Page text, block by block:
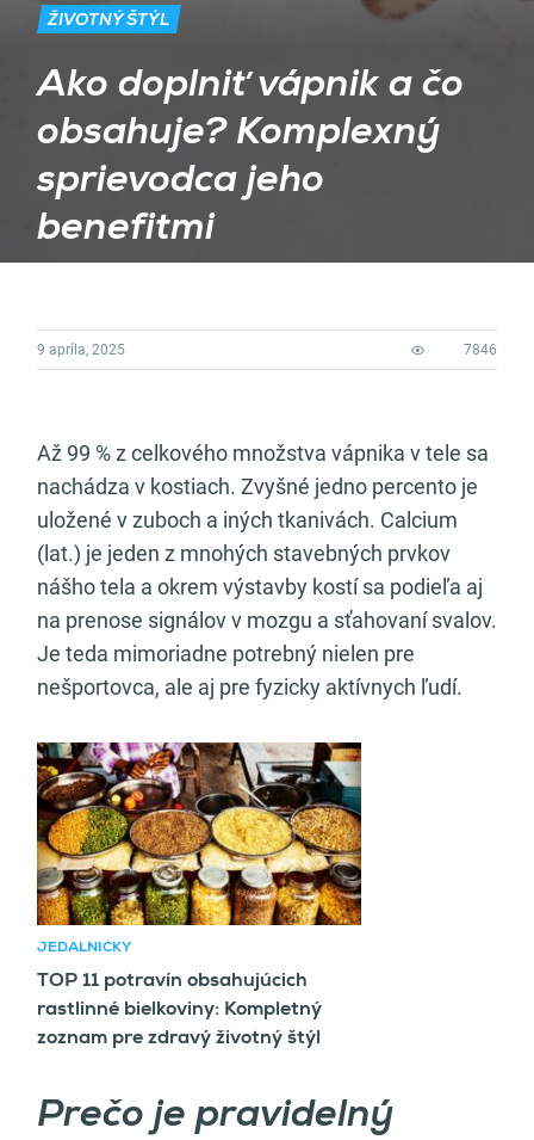
ŽIVOTNÝ ŠTÝL
Ako doplniť vápnik a čo
obsahuje? Komplexný
sprievodca jeho
benefitmi
9 apríla, 2025 7846
Až 99 % z celkového množstva vápnika v tele sa
nachádza v kostiach. Zvyšné jedno percento je
uložené v zuboch a iných tkanivách. Calcium
(lat.) je jeden z mnohých stavebných prvkov
nášho tela a okrem výstavby kostí sa podieľa aj
na prenose signálov v mozgu a sťahovaní svalov.
Je teda mimoriadne potrebný nielen pre
nešportovca, ale aj pre fyzicky aktívnych ľudí.
Odporúčaný článok
JEDÁLNIČKY
TOP 11 potravín obsahujúcich
rastlinné bielkoviny: Kompletný
zoznam pre zdravý životný štýl
Prečo je pravidelný